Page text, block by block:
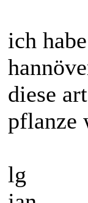
ich
diese
pflanze
lg